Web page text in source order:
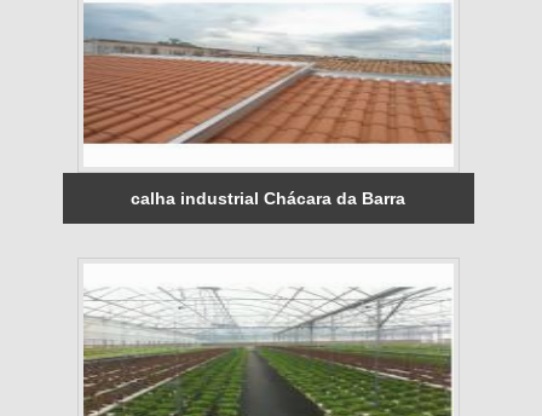
calha industrial Chácara da Barra